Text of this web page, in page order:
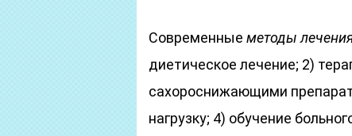
Современные методы
диетическое лечение; 2)
сахороснижающими
нагрузку; 4) обучение